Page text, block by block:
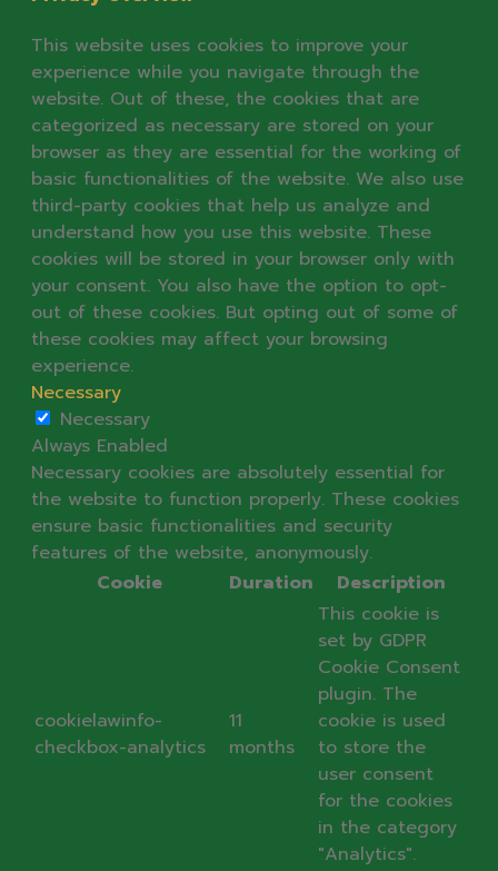
This website uses cookies to improve your
experience while you navigate through the
website. Out of these, the cookies that are
categorized as necessary are stored on your
browser as they are essential for the working of
basic functionalities of the website. We also use
third-party cookies that help us analyze and
understand how you use this website. These
cookies will be stored in your browser only with
your consent. You also have the option to opt-
out of these cookies. But opting out of some of
these cookies may affect your browsing
experience.
Necessary
Necessary
Always Enabled
Necessary cookies are absolutely essential for
the website to function properly. These cookies
ensure basic functionalities and security
features of the website, anonymously.
Cookie
Duration Description
cookielawinfo-
checkbox-analytics
11
months
This cookie is
set by GDPR
Cookie Consent
plugin. The
cookie is used
to store the
user consent
for the cookies
in the category
"Analytics".